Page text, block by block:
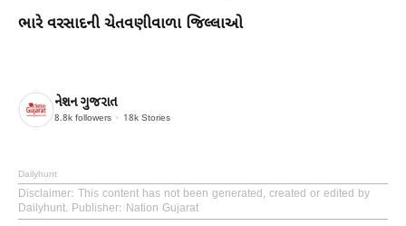
ભારે વરસાદની ચેતવણીવાળા જિલ્લાઓ
નેશન ગુજરાત
8.8k followers 18k Stories
Dailyhunt
Disclaimer: This content has not been generated, created or edited by
Dailyhunt. Publisher: Nation Gujarat